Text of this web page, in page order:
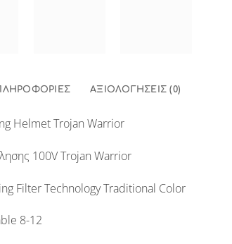
ΑΞΙΟΛΟΓΉΣΕΙΣ (0)
Helmet Trojan Warrior
100V Trojan Warrior
Filter Technology Traditional Color
8-12